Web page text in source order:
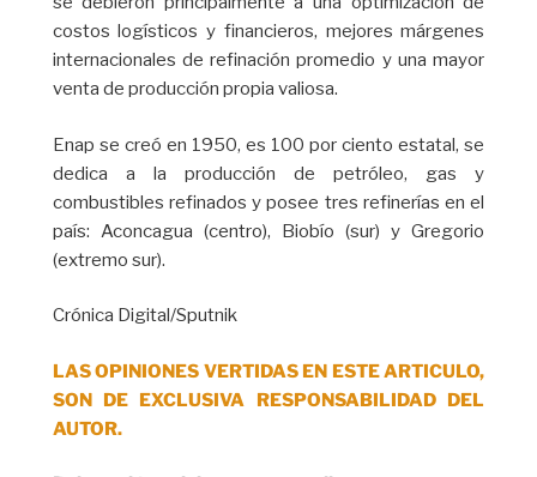
costos logísticos y financieros, mejores márgenes
internacionales de refinación promedio y una mayor
venta de producción propia valiosa.
Enap se creó en 1950, es 100 por ciento estatal, se
dedica a la producción de petróleo, gas y
combustibles refinados y posee tres refinerías en el
país: Aconcagua (centro), Biobío (sur) y Gregorio
(extremo sur).
Crónica Digital/Sputnik
LAS OPINIONES VERTIDAS EN ESTE ARTICULO,
SON DE EXCLUSIVA RESPONSABILIDAD DEL
AUTOR.